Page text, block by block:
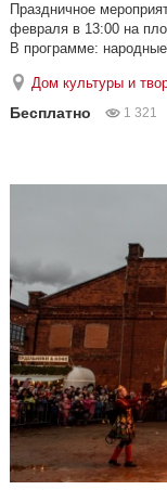
Праздничное
февраля в 13:00 на
В программе:
Дом культуры и
Бесплатно 1 321